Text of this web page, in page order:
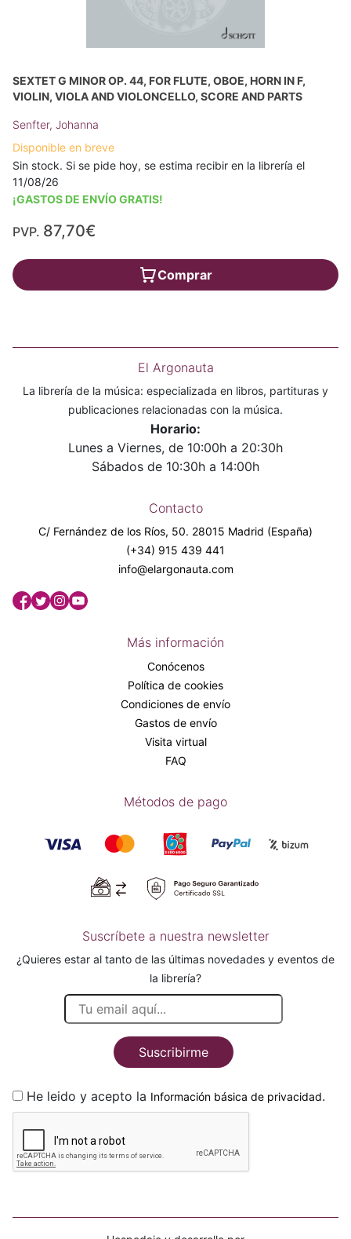
SEXTET G MINOR OP. 44, FOR FLUTE, OBOE, HORN IN F,
VIOLIN, VIOLA AND VIOLONCELLO, SCORE AND PARTS
Senfter, Johanna
Disponible en breve
Sin stock. Si se pide hoy, se estima recibir en la librería el
11/08/26
¡GASTOS DE ENVÍO GRATIS!
PVP. 87,70€
Comprar
El Argonauta
La librería de la música: especializada en libros, partituras y
publicaciones relacionadas con la música.
Horario:
Lunes a Viernes, de 10:00h a 20:30h
Sábados de 10:30h a 14:00h
Contacto
C/ Fernández de los Ríos, 50. 28015 Madrid (España)
(+34) 915 439 441
info@elargonauta.com
Más información
Conócenos
Política de cookies
Condiciones de envío
Gastos de envío
Visita virtual
FAQ
Métodos de pago
Suscríbete a nuestra newsletter
¿Quieres estar al tanto de las últimas novedades y eventos de
la librería?
Suscribirme
He leido y acepto la Información básica de privacidad.